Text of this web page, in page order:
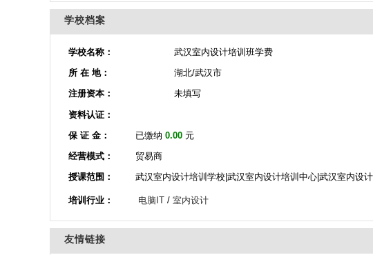
学校档案
学校名称： 武汉室内设计培训班学费
所 在 地：
湖北/武汉市
注册资本：
未填写
资料认证：
保 证 金：
已缴纳 0.00 元
经营模式：
贸易商
授课范围：
武汉室内设计培训学校|武汉室内设计培训中心|武汉室内设
培训行业： 电脑IT / 室内设计
友情链接